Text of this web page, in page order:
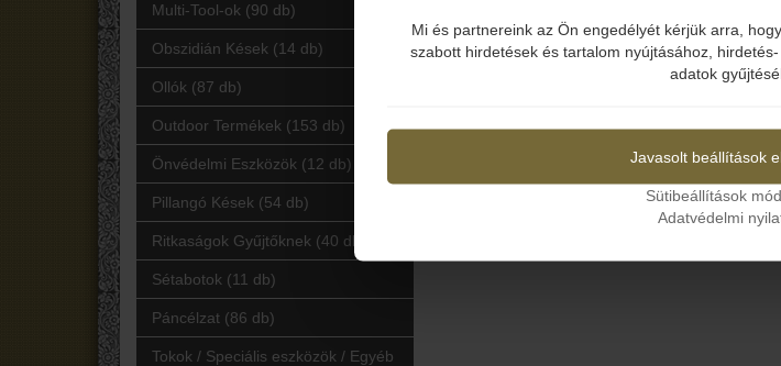
Multi-Tool-ok (90 db)
Obszidián Kések (14 db)
Ollók (87 db)
Outdoor Termékek (153 db)
Önvédelmi Eszközök (12 db)
Pillangó Kések (54 db)
Ritkaságok Gyűjtőknek (40 db)
Sétabotok (11 db)
Páncélzat (86 db)
Tokok / Speciális eszközök / Egyéb
Elmúltál már 18
Mi és partnereink az Ön engedélyét kérjük arra,
szabott hirdetések és tartalom nyújtásához,
adatok
Javasolt beállítások
Sütibeállítások
Adatvédelmi